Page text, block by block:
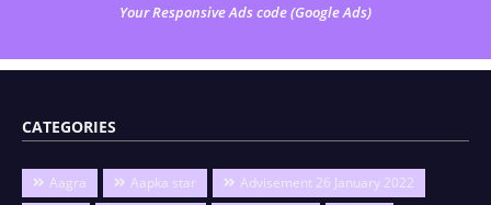
Your Responsive Ads code (Google Ads)
CATEGORIES
Aagra Aapka star
Advisement 26 January 2022